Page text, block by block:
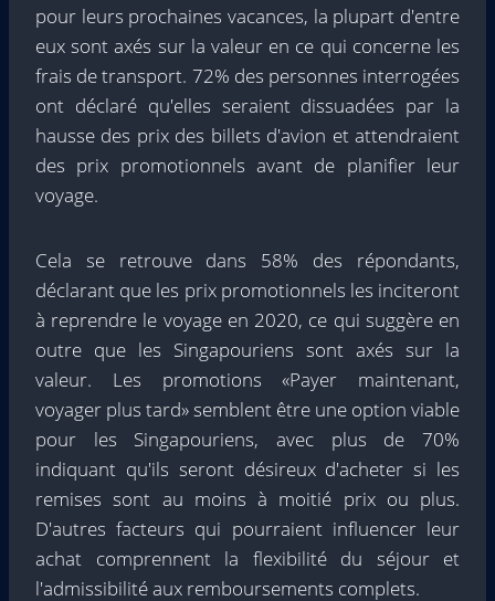
pour leurs prochaines vacances, la plupart d'entre
eux sont axés sur la valeur en ce qui concerne les
frais de transport. 72% des personnes interrogées
ont déclaré qu'elles seraient dissuadées par la
hausse des prix des billets d'avion et attendraient
des prix promotionnels avant de planifier leur
voyage.
Cela se retrouve dans 58% des répondants,
déclarant que les prix promotionnels les inciteront
à reprendre le voyage en 2020, ce qui suggère en
outre que les Singapouriens sont axés sur la
valeur. Les promotions «Payer maintenant,
voyager plus tard» semblent être une option viable
pour les Singapouriens, avec plus de 70%
indiquant qu'ils seront désireux d'acheter si les
remises sont au moins à moitié prix ou plus.
D'autres facteurs qui pourraient influencer leur
achat comprennent la flexibilité du séjour et
l'admissibilité aux remboursements complets.